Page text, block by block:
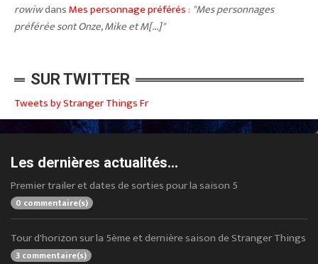
rowiwdansMes personnage préférés : "Mes personnages
préférée sont Onze, Mike et M[...]"
SUR TWITTER
Tweets by Stranger Things Fr
Les dernières actualités...
Premier trailer et dates de sorties pour la saison 5
0 commentaire(s)
Tour d'horizon sur la 5ème et dernière saison de Stranger Things
3 commentaire(s)